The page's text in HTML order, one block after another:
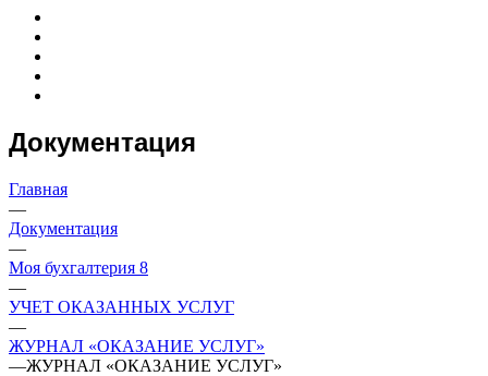
Документация
Главная
—
Документация
—
Моя бухгалтерия 8
—
УЧЕТ ОКАЗАННЫХ УСЛУГ
—
ЖУРНАЛ «ОКАЗАНИЕ УСЛУГ»
—ЖУРНАЛ «ОКАЗАНИЕ УСЛУГ»